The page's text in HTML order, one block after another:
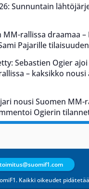
Sunnuntain
MM-rallissa draamaa –
Pajarille tilaisuuden
Sebastien Ogier
– kaksikko nousi
nousi Suomen MM-
Ogierin
Kaikki oikeudet
toimitus@suomif1.com